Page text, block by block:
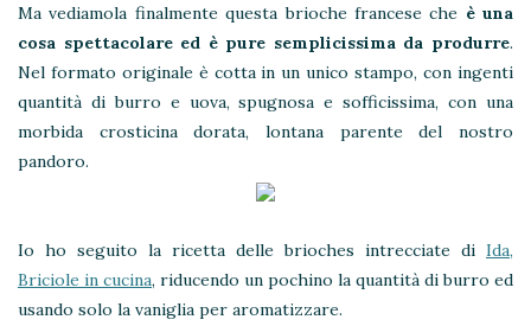
Ma vediamola finalmente questa brioche francese che è una
cosa spettacolare ed è pure semplicissima da produrre.
Nel formato originale è cotta in un unico stampo, con ingenti
quantità di burro e uova, spugnosa e sofficissima, con una
morbida crosticina dorata, lontana parente del nostro
pandoro.
Io ho seguito la ricetta delle brioches intrecciate di Ida,
Briciole in cucina, riducendo un pochino la quantità di burro ed
usando solo la vaniglia per aromatizzare.